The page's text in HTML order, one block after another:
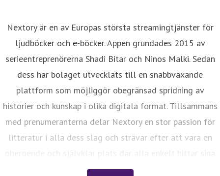
Nextory är en av Europas största streamingtjänster för
ljudböcker och e-böcker. Appen grundades 2015 av
serieentreprenörerna Shadi Bitar och Ninos Malki. Sedan
dess har bolaget utvecklats till en snabbväxande
plattform som möjliggör obegränsad spridning av
historier och kunskap i olika digitala format. Tillsammans
med prenumeranterna delar Nextory en stor passion för
litteratur i alla dess slag och strävar efter att vara en
nästa historier. Något som går hand i hand med visionen